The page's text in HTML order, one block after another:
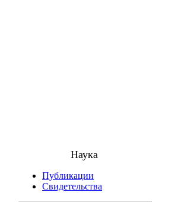
Наука
Публикации
Свидетельства